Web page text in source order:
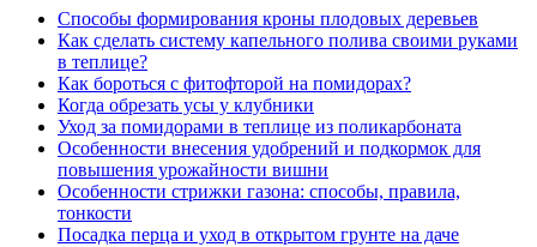
Способы формирования кроны плодовых деревьев
Как сделать систему капельного полива своими руками
в теплице?
Как бороться с фитофторой на помидорах?
Когда обрезать усы у клубники
Уход за помидорами в теплице из поликарбоната
Особенности внесения удобрений и подкормок для
повышения урожайности вишни
Особенности стрижки газона: способы, правила,
тонкости
Посадка перца и уход в открытом грунте на даче